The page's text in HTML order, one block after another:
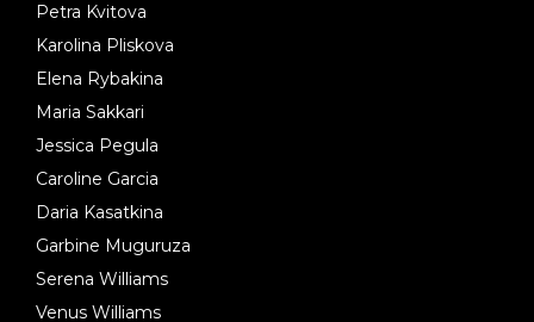
Petra Kvitova
Karolina Pliskova
Elena Rybakina
Maria Sakkari
Jessica Pegula
Caroline Garcia
Daria Kasatkina
Garbine Muguruza
Serena Williams
Venus Williams